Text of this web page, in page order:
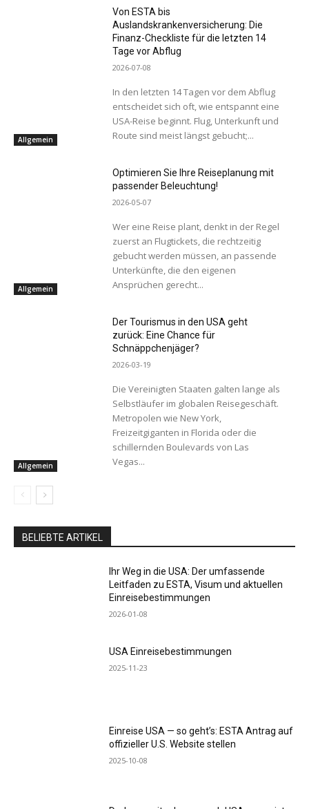
Allgemein
Von ESTA bis
Auslandskrankenversicherung: Die
Finanz-Checkliste für die letzten 14
Tage vor Abflug
2026-07-08
In den letzten 14 Tagen vor dem Abflug
entscheidet sich oft, wie entspannt eine
USA-Reise beginnt. Flug, Unterkunft und
Route sind meist längst gebucht;...
Allgemein
Optimieren Sie Ihre Reiseplanung mit
passender Beleuchtung!
2026-05-07
Wer eine Reise plant, denkt in der Regel
zuerst an Flugtickets, die rechtzeitig
gebucht werden müssen, an passende
Unterkünfte, die den eigenen
Ansprüchen gerecht...
Allgemein
Der Tourismus in den USA geht
zurück: Eine Chance für
Schnäppchenjäger?
2026-03-19
Die Vereinigten Staaten galten lange als
Selbstläufer im globalen Reisegeschäft.
Metropolen wie New York,
Freizeitgiganten in Florida oder die
schillernden Boulevards von Las
Vegas...
BELIEBTE ARTIKEL
Ihr Weg in die USA: Der umfassende
Leitfaden zu ESTA, Visum und aktuellen
Einreisebestimmungen
2026-01-08
USA Einreisebestimmungen
2025-11-23
Einreise USA — so geht’s: ESTA Antrag auf
offizieller U.S. Website stellen
2025-10-08